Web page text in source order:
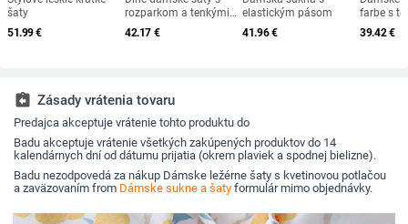
šaty
51.99€
rozparkom a tenkými
ramienkami
42.17 €
elastickým pásom
41.96€
farbe s
39.42€
assignment_return Zásady vrátenia tovaru
Predajca akceptuje vrátenie tohto produktu do
Badu akceptuje vrátenie všetkých zakúpených produktov do 14
kalendárnych dní od dátumu prijatia (okrem plaviek a spodnej bielizne).
Badu nezodpovedá za nákup Dámske ležérne šaty s kvetinovou potlačou
a zaväzovaním from Dámske sukne a šaty formulár mimo objednávky.